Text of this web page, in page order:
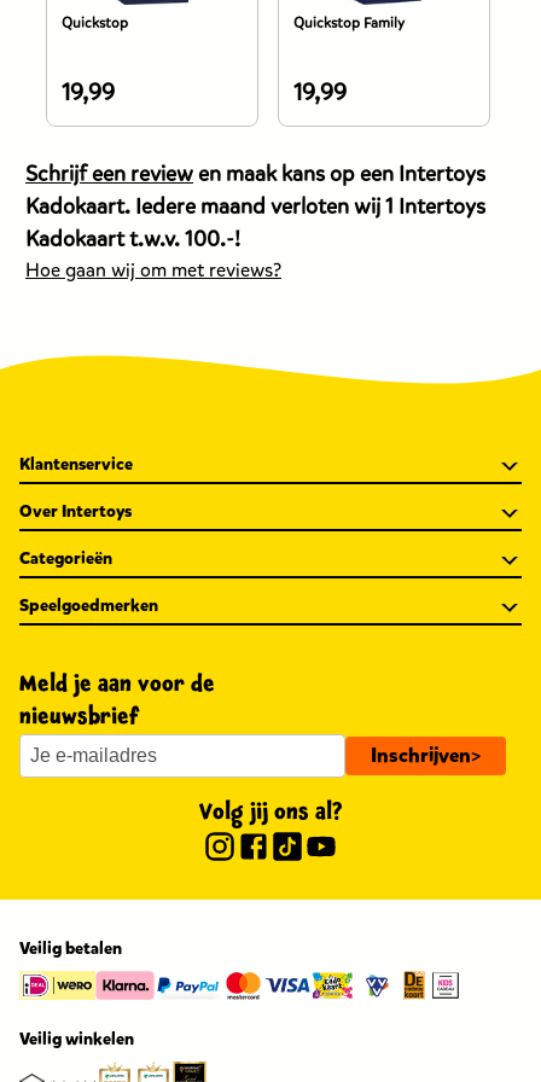
Quickstop
De
prijs
van
dit
product
is
19,99
19,99
Quickstop Family
De
prijs
van
dit
product
19,99
Schrijf een reviewen maak kans op een Intertoys
Kadokaart. Iedere maand verloten wij 1 Intertoys
Kadokaart t.w.v. 100.-!
Hoe gaan wij om met reviews?
Klantenservice
Over Intertoys
Categorieën
Speelgoedmerken
Meld je aan voor de
nieuwsbrief
Inschrijven>
Volg jij ons al?
Veilig betalen
Veilig winkelen